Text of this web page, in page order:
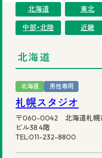
ご相談
女性専用
資
北海道 東北
中部・北陸 近畿
北海道
北海道 男性専用
札幌スタジオ
〒060-0042 北海道札幌
ビル38 4階
TEL:011-232-8800